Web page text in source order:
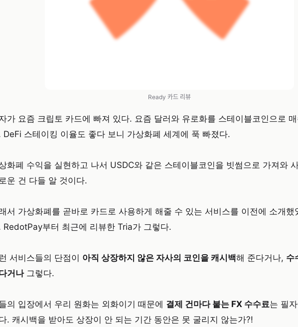
Ready 카드 리뷰
가 요즘 크립토 카드에 빠져 있다. 요즘 달러와 유로화를 스테이블코인으로
DeFi 스테이킹 이율도 좋다 보니 가상화폐 세계에 푹 빠졌다.
화폐 수익을 실현하고 나서 USDC와 같은 스테이블코인을 빗썸으로 가져와
운 건 다들 알 것이다.
서 가상화폐를 곧바로 카드로 사용하게 해줄 수 있는 서비스를 이전에 소개했
RedotPay부터 최근에 리뷰한 Tria가 그렇다.
서비스들의 단점이 아직 상장하지 않은 자사의 코인을 캐시백해 준다거나, 수
거나그렇다.
의 입장에서 우리 원화는 외화이기 때문에 결제 건마다 붙는 FX 수수료는 필
. 캐시백을 받아도 상장이 안 되는 기간 동안은 못 굴리지 않는가?!